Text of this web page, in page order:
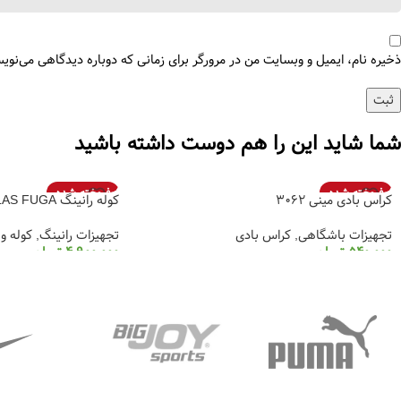
ذخیره نام، ایمیل و وبسایت من در مرورگر برای زمانی که دوباره دیدگاهی
شما شاید این را هم دوست داشته باشید
فروخته شده
کراس بادی مینی 3062
تجهیزات باشگاهی, کراس بادی
540,000 تومان
فروخته شده
کوله رانینگ KAILAS FUGA
تجهیزات رانینگ,کوله
4,900,000 تومان